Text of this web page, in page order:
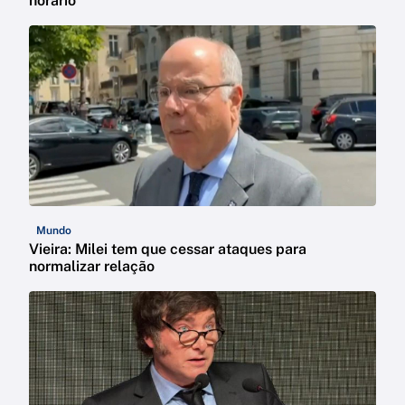
Mundo
Vieira: Milei tem que cessar ataques para
normalizar relação